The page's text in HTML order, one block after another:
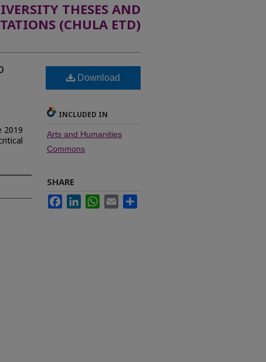
THESES AND
(CHULA ETD)
2019
Download
INCLUDED IN
Arts and Humanities
Commons
SHARE
FacebookLinkedInWhatsApp
Email